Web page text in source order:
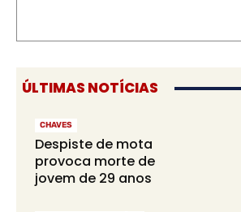
ÚLTIMAS NOTÍCIAS
CHAVES
Despiste de mota
provoca morte de
jovem de 29 anos